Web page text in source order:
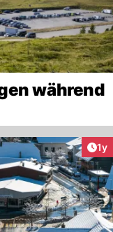
während
1y